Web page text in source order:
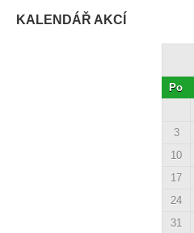
KALENDÁŘ AKCÍ
Po
3
10
17
24
31